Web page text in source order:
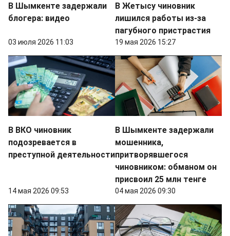
В Шымкенте задержали
блогера: видео
03 июля 2026 11:03
В Жетысу чиновник
лишился работы из-за
пагубного пристрастия
19 мая 2026 15:27
В ВКО чиновник
подозревается в
преступной деятельности
14 мая 2026 09:53
В Шымкенте задержали
мошенника,
притворявшегося
чиновником: обманом он
присвоил 25 млн тенге
04 мая 2026 09:30